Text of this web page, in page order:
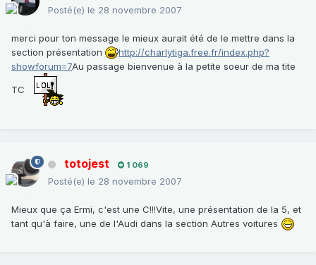
Posté(e) le 28 novembre 2007
merci pour ton message le mieux aurait été de le mettre dans la
section présentation
http://charlytiga.free.fr/index.php?
showforum=7Au passage bienvenue à la petite soeur de ma tite
TC
totojest 1 069
Posté(e) le 28 novembre 2007
Mieux que ça Ermi, c'est une C!!!Vite, une présentation de la 5, et
tant qu'à faire, une de l'Audi dans la section Autres voitures